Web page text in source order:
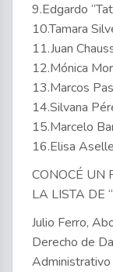
9.Edgardo
10.Tamara
11.Juan
12.Mónica
13.Marcos
14.Silvana
15.Marcelo
16.Elisa Aselle
CONOCÉ UN
LA LISTA DE
Julio Ferro,
Derecho de